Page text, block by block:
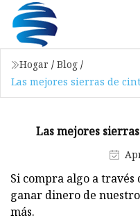
Hogar / Blog /
Las mejores sierras de
Las mejores
Si compra algo a través
ganar dinero de
más.